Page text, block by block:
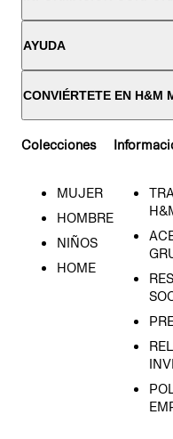
AYUDA
CONVIÉRTETE EN H&M
Colecciones
MUJER
HOMBRE
NIÑOS
HOME